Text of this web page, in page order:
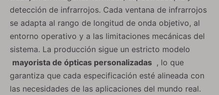
detección de infrarrojos. Cada ventana de infrarrojos
se adapta al rango de longitud de onda objetivo, al
entorno operativo y a las limitaciones mecánicas del
sistema. La producción sigue un estricto modelo
mayorista de ópticas personalizadas , lo que
garantiza que cada especificación esté alineada con
las necesidades de las aplicaciones del mundo real.